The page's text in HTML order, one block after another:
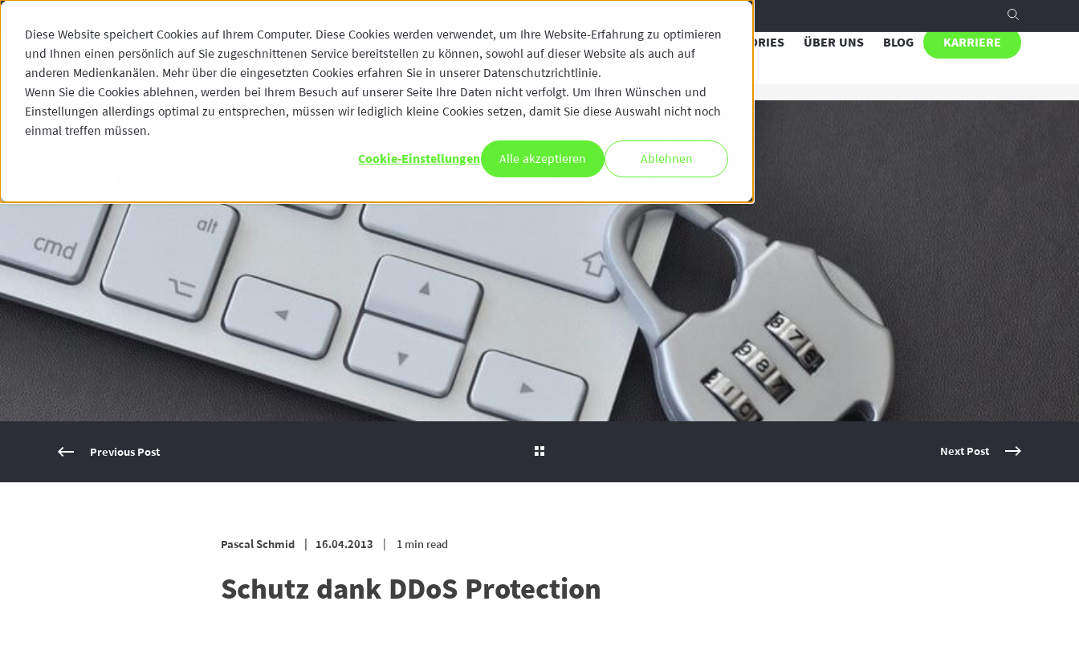
Diese Website speichert Cookies auf Ihrem Computer. Diese Cookies werden verwendet, um Ihre Website-Erfahrung zu optimieren
und Ihnen einen persönlich auf Sie zugeschnittenen Service bereitstellen zu können, sowohl auf dieser Website als auch auf
anderen Medienkanälen. Mehr über die eingesetzten Cookies erfahren Sie in unserer Datenschutzrichtlinie.
Wenn Sie die Cookies ablehnen, werden bei Ihrem Besuch auf unserer Seite Ihre Daten nicht verfolgt. Um Ihren Wünschen und
Einstellungen allerdings optimal zu entsprechen, müssen wir lediglich kleine Cookies setzen, damit Sie diese Auswahl nicht noch
einmal treffen müssen.
Cookie-Einstellungen Alle akzeptieren Ablehnen
ANGEBOT CUSTOMER STORIES ÜBER UNS BLOG KARRIERE
Previous Post Next Post
Pascal Schmid 16.04.2013 1 min read
Schutz dank DDoS Protection